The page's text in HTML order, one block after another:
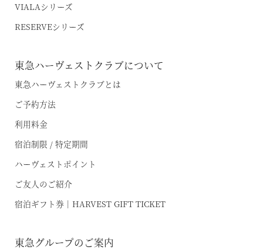
VIALAシリーズ
RESERVEシリーズ
東急ハーヴェストクラブについて
東急ハーヴェストクラブとは
ご予約方法
利用料金
宿泊制限 / 特定期間
ハーヴェストポイント
ご友人のご紹介
宿泊ギフト券｜HARVEST GIFT TICKET
東急グループのご案内